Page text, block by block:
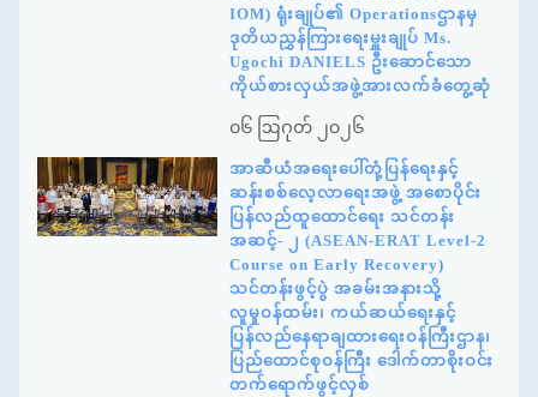
IOM) ရုံးချုပ်၏ Operationsဌာနမှ
ဒုတိယညွှန်ကြားရေးမှူးချုပ် Ms.
Ugochi DANIELS ဦးဆောင်သော
ကိုယ်စားလှယ်အဖွဲ့အားလက်ခံတွေ့ဆုံ
၀၆ ဩဂုတ် ၂၀၂၆
အာဆီယံအရေးပေါ်တုံ့ပြန်ရေးနှင့်
ဆန်းစစ်လေ့လာရေးအဖွဲ့ အစောပိုင်း
ပြန်လည်ထူထောင်ရေး သင်တန်း
အဆင့်- ၂ (ASEAN-ERAT Level-2
Course on Early Recovery)
သင်တန်းဖွင့်ပွဲ အခမ်းအနားသို့
လူမှုဝန်ထမ်း၊ ကယ်ဆယ်ရေးနှင့်
ပြန်လည်နေရာချထားရေးဝန်ကြီးဌာန၊
ပြည်ထောင်စုဝန်ကြီး ဒေါက်တာစိုးဝင်း
တက်ရောက်ဖွင့်လှစ်